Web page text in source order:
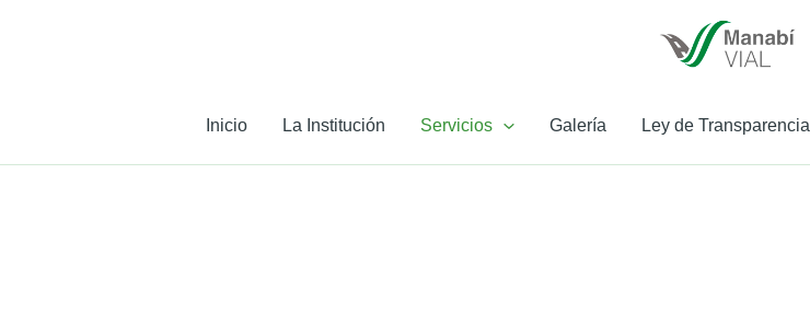
Inicio La Institución Servicios Galería Ley de Transparencia